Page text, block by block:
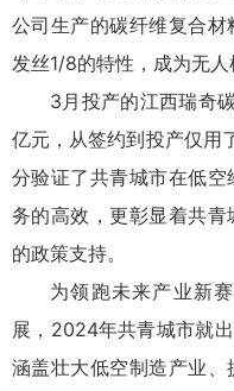
公司生产的碳纤维复合
发丝1/8的特性，成为无人
3月投产的江西瑞奇
亿元，从签约到投产仅用
分验证了共青城市在低
务的高效，更彰显着共
的政策支持。
为领跑未来产业新
展，2024年共青城市就
涵盖壮大低空制造产业